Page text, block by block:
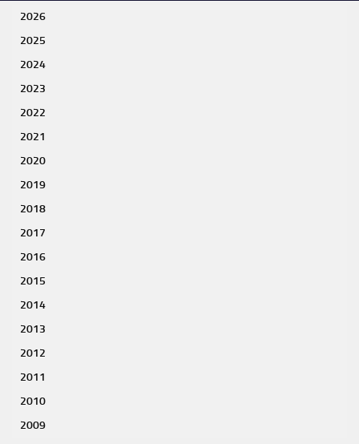
2026
2025
2024
2023
2022
2021
2020
2019
2018
2017
2016
2015
2014
2013
2012
2011
2010
2009